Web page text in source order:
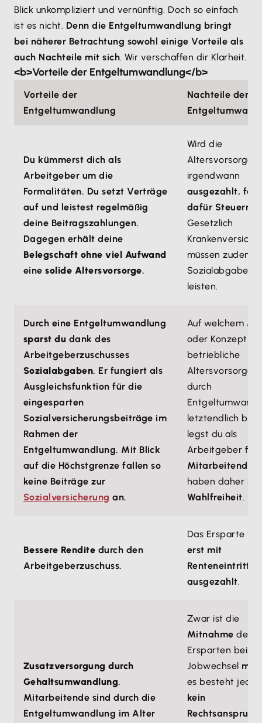
Blick unkompliziert und vernünftig. Doch so einfach
ist es nicht. Denn die Entgeltumwandlung bringt
bei näherer Betrachtung sowohl einige Vorteile als
auch Nachteile mit sich. Wir verschaffen dir Klarheit.
<b>Vorteile der Entgeltumwandlung</b>
Vorteile der
Entgeltumwandlung
Nachteile der
Du kümmerst dich als
Arbeitgeber um die
Formalitäten. Du setzt Verträge
auf und leistest regelmäßig
deine Beitragszahlungen.
Dagegen erhält deine
Belegschaft ohne viel Aufwand
einesolide Altersvorsorge.
Wird die
Altersvorsorge
irgendwann
ausgezahlt,
dafür Steuern
Gesetzlich
müssen zudem
Sozialabgaben
leisten.
Durch eine Entgeltumwandlung
sparst du dank des
Arbeitgeberzuschusses
Sozialabgaben. Er fungiert als
Ausgleichsfunktion für die
eingesparten
Sozialversicherungsbeiträge im
Rahmen der
Entgeltumwandlung. Mit Blick
auf die Höchstgrenze fallen so
keine Beiträge zur
Sozialversicherung an.
Auf welchem
oder Konzept
betriebliche
Altersvorsorge
durch
letztendlich
legst du als
Arbeitgeber
Mitarbeitende
haben daher
Wahlfreiheit.
Bessere Rendite durch den
Arbeitgeberzuschuss.
Das Ersparte
erst mit
Renteneintritt
ausgezahlt.
Zusatzversorgung durch
Gehaltsumwandlung.
Mitarbeitende sind durch die
Entgeltumwandlung im Alter
Zwar ist die
Mitnahme des
Ersparten bei
Jobwechsel
es besteht
kein
Rechtsanspruch